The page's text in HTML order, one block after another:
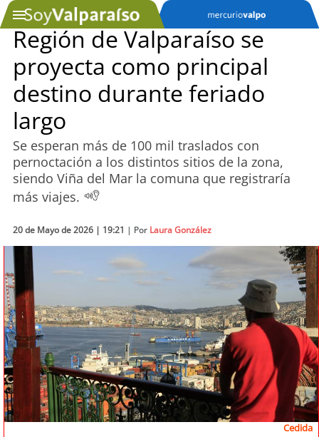
SOYTV
Podcast
Actualidad
Entretención
Economía
Tecnología
Sostenibilidad
soychile
soyarica
Región de Valparaíso se
proyecta como principal
destino durante feriado
largo
Se esperan más de 100 mil traslados con
pernoctación a los distintos sitios de la zona,
siendo Viña del Mar la comuna que registraría
más viajes.
20 de Mayo de 2026 | 19:21 | Por Laura González
Cedida